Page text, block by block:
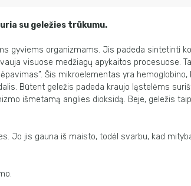
su geležies trūkumu.
gyviems organizmams. Jis padeda sintetinti
visuose medžiagų apykaitos procesuose.
Šis mikroelementas yra hemoglobino,
Būtent geležis padeda kraujo ląstelėms
išmetamą anglies dioksidą. Beje, geležis
Jo jis gauna iš maisto, todėl svarbu, kad